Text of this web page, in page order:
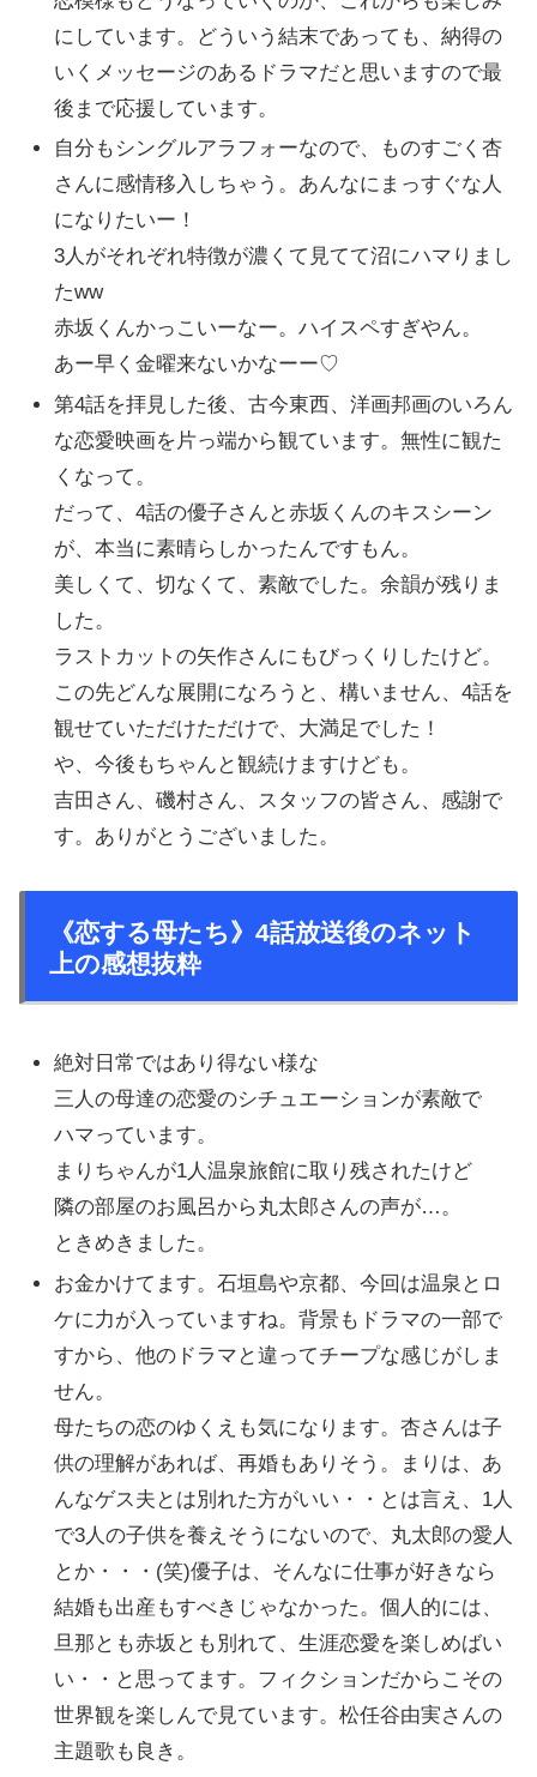
にしています。どういう結末であっても、納得の
いくメッセージのあるドラマだと思いますので最
後まで応援しています。
自分もシングルアラフォーなので、ものすごく杏
さんに感情移入しちゃう。あんなにまっすぐな人
になりたいー！
3人がそれぞれ特徴が濃くて見てて沼にハマりまし
たww
赤坂くんかっこいーなー。ハイスペすぎやん。
あー早く金曜来ないかなーー♡
第4話を拝見した後、古今東西、洋画邦画のいろん
な恋愛映画を片っ端から観ています。無性に観た
くなって。
だって、4話の優子さんと赤坂くんのキスシーン
が、本当に素晴らしかったんですもん。
美しくて、切なくて、素敵でした。余韻が残りま
した。
ラストカットの矢作さんにもびっくりしたけど。
この先どんな展開になろうと、構いません、4話を
観せていただけただけで、大満足でした！
や、今後もちゃんと観続けますけども。
吉田さん、磯村さん、スタッフの皆さん、感謝で
す。ありがとうございました。
《恋する母たち》4話放送後のネット
上の感想抜粋
絶対日常ではあり得ない様な
三人の母達の恋愛のシチュエーションが素敵で
ハマっています。
まりちゃんが1人温泉旅館に取り残されたけど
隣の部屋のお風呂から丸太郎さんの声が…。
ときめきました。
お金かけてます。石垣島や京都、今回は温泉とロ
ケに力が入っていますね。背景もドラマの一部で
すから、他のドラマと違ってチープな感じがしま
せん。
母たちの恋のゆくえも気になります。杏さんは子
供の理解があれば、再婚もありそう。まりは、あ
んなゲス夫とは別れた方がいい・・とは言え、1人
で3人の子供を養えそうにないので、丸太郎の愛人
とか・・・(笑)優子は、そんなに仕事が好きなら
結婚も出産もすべきじゃなかった。個人的には、
旦那とも赤坂とも別れて、生涯恋愛を楽しめばい
い・・と思ってます。フィクションだからこその
世界観を楽しんで見ています。松任谷由実さんの
主題歌も良き。